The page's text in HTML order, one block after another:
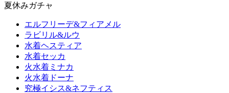
夏休みガチャ
エルフリーデ&フィアメル
ラビリル&ルウ
水着ヘスティア
水着セッカ
火水着ミナカ
火水着ドーナ
究極イシス&ネフティス